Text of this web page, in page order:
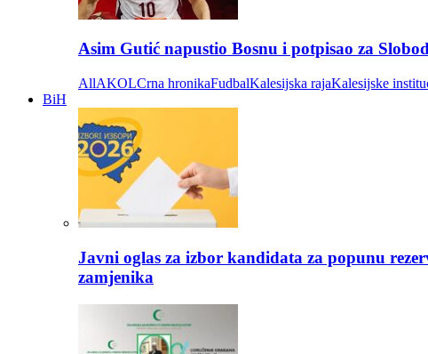
Asim Gutić napustio Bosnu i potpisao za
AllAKOLCrna hronikaFudbalKalesijska rajaKalesijske
BiH
Javni oglas za izbor kandidata za popunu
zamjenika